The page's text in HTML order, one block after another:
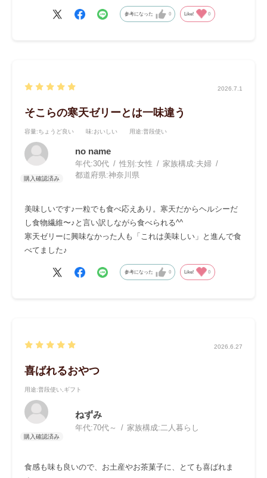
参考になった 0 Like! 0
2026.7.1
そこらの寒天ゼリーとは一味違う
容量:ちょうど良い 味:おいしい 用途:普段使い
no name
年代:30代 性別:女性 家族構成:夫婦
都道府県:神奈川県
美味しいです♪一粒でも食べ応えあり。寒天だからヘルシーだ
し食物繊維〜♪と言い訳しながら食べられる^^
寒天ゼリーに興味なかった人も「これは美味しい」と進んで食
べてました♪
参考になった 0 Like! 0
2026.6.27
喜ばれるおやつ
用途:普段使い,ギフト
ねずみ
年代:70代～ 家族構成:二人暮らし
食感も味も良いので、お土産やお茶菓子に、とても喜ばれま